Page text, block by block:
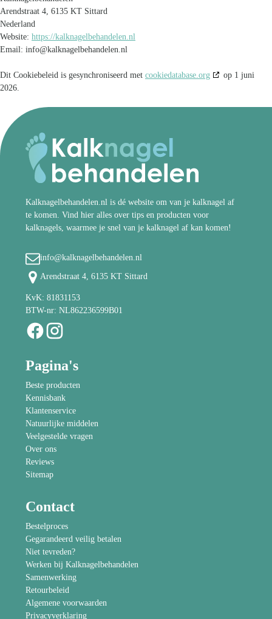
Arendstraat 4, 6135 KT Sittard
Nederland
Website: https://kalknagelbehandelen.nl
Email: info@kalknagelbehandelen.nl
Dit Cookiebeleid is gesynchroniseerd met cookiedatabase.org
op 1 juni
2026.
Kalknagelbehandelen.nl is dé website om van je kalknagel af
te komen. Vind hier alles over tips en producten voor
kalknagels, waarmee je snel van je kalknagel af kan komen!
info@kalknagelbehandelen.nl
Arendstraat 4, 6135 KT Sittard
KvK: 81831153
BTW-nr: NL862236599B01
Pagina's
Beste producten
Kennisbank
Klantenservice
Natuurlijke middelen
Veelgestelde vragen
Over ons
Reviews
Sitemap
Contact
Bestelproces
Gegarandeerd veilig betalen
Niet tevreden?
Werken bij Kalknagelbehandelen
Samenwerking
Retourbeleid
Algemene voorwaarden
Privacyverklaring